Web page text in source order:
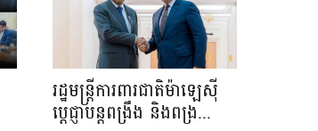
រដ្ឋមន្ត្រីការពារជាតិម៉ាឡេស៊ី
ប្ដេជ្ញាបន្តពង្រឹង និងពង្រ...